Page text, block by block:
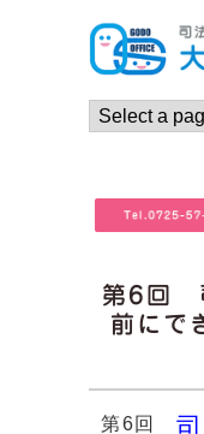
第6回
前にで
第6回